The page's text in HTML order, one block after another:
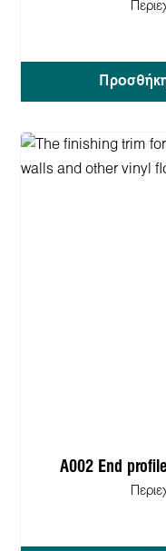
A002 End